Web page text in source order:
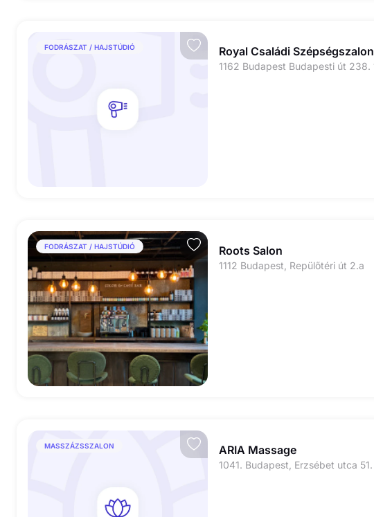
FODRÁSZAT / HAJSTÚDIÓ Royal Családi Szépségszalon
FODRÁSZAT / HAJSTÚDIÓ Roots Salon
1112 Budapest, Repülőtéri út 2.a
MASSZÁZSSZALON ARIA Massage